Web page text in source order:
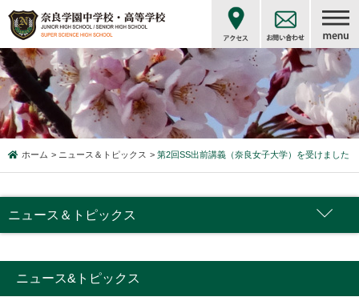
ホーム ニュース＆トピックス 第2回SS出前講義（奈良女子大学）を受けました
ニュース＆トピックス
ニュース&トピックス